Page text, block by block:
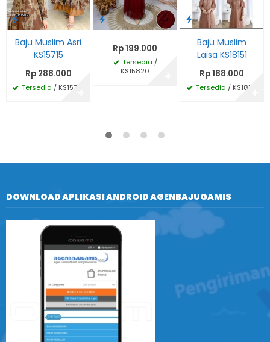
Baju Muslim Asri
KS15715
Rp 288.000
Tersedia / KS15715
Rp 199.000
Tersedia /
KS15820
Baju Muslim
Laisa KS18151
Rp 188.000
Tersedia / KS18151
DOWNLOAD APLIKASI ANDROID AGENBAJUGAMIS